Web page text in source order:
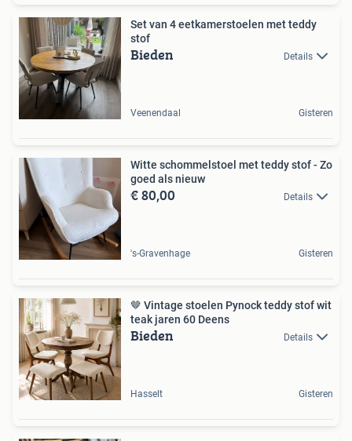
Set van 4 eetkamerstoelen met teddy
stof
Bieden Details
Veenendaal Gisteren
Witte schommelstoel met teddy stof - Zo
goed als nieuw
€ 80,00 Details
's-Gravenhage Gisteren
🤎 Vintage stoelen Pynock teddy stof wit
teak jaren 60 Deens
Bieden Details
Hasselt Gisteren